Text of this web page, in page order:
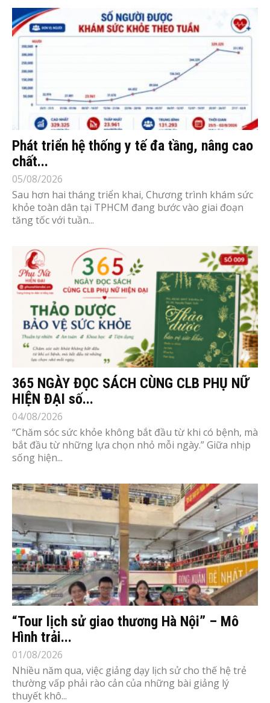
Phát triển hệ thống y tế đa tầng, nâng cao
chất...
05/08/2026
Sau hơn hai tháng triển khai, Chương trình khám sức
khỏe toàn dân tại TPHCM đang bước vào giai đoạn
tăng tốc với tuần...
365 NGÀY ĐỌC SÁCH CÙNG CLB PHỤ NỮ
HIỆN ĐẠI số...
04/08/2026
“Chăm sóc sức khỏe không bắt đầu từ khi có bệnh, mà
bắt đầu từ những lựa chọn nhỏ mỗi ngày.” Giữa nhịp
sống hiện...
“Tour lịch sử giao thương Hà Nội” – Mô
Hình trải...
01/08/2026
Nhiều năm qua, việc giảng dạy lịch sử cho thế hệ trẻ
thường vấp phải rào cản của những bài giảng lý
thuyết khô...